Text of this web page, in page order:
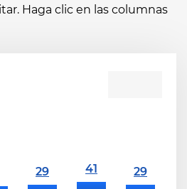
Haga clic en las columnas